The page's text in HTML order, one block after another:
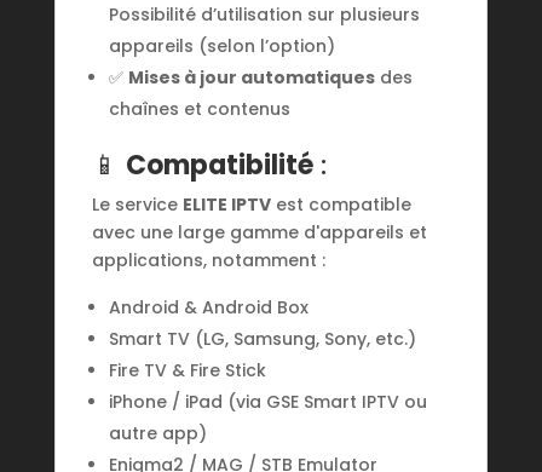
Possibilité d’utilisation sur plusieurs
appareils (selon l’option)
✅ Mises à jour automatiquesdes
chaînes et contenus
📱 Compatibilité:
Le service ELITE IPTVest compatible
avec une large gamme d'appareils et
applications, notamment :
Android & Android Box
Smart TV (LG, Samsung, Sony, etc.)
Fire TV & Fire Stick
iPhone / iPad (via GSE Smart IPTV ou
autre app)
Enigma2 / MAG / STB Emulator